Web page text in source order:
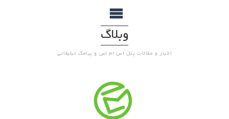
وبلاگ
اخبار و مقالات پنل اس ام اس و پیامک تبلیغاتی